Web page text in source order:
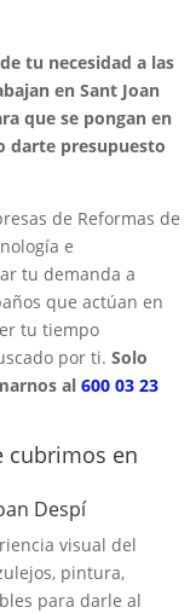
tu necesidad a las
en Sant Joan
que se pongan en
darte presupuesto
de Reformas de
e
tu demanda a
que actúan en
tu tiempo
por ti. Solo
al 600 03 23
cubrimos en
Despí
visual del
pintura,
para darle al